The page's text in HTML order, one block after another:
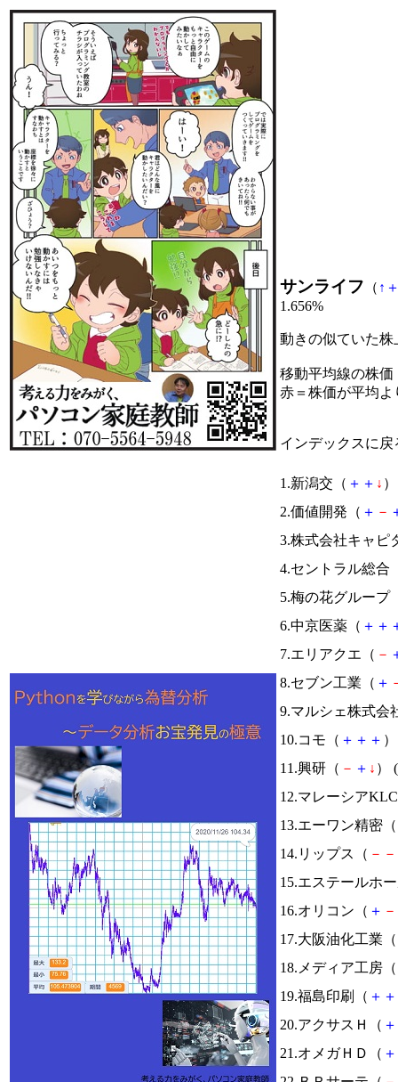
サンライフ （ ↑
1.656%
動きの似ていた
移動平均線の株価
赤＝株価が平均
インデックスに戻
1.新潟交（ ＋ ＋ ↓
2.価値開発（ ＋ －
3.株式会社キャピ
4.セントラル総合
5.梅の花グループ
6.中京医薬（ ＋ ＋
7.エリアクエ（ －
8.セブン工業（ ＋
9.マルシェ株式会
10.コモ（ ＋ ＋ ＋
11.興研（ － ＋ ↓ ） (
12.マレーシア
13.エーワン精密（
14.リップス（ － －
15.エステールホ
16.オリコン（ ＋ －
17.大阪油化工業（
18.メディア工房（
19.福島印刷（ ＋ ＋
20.アクサスＨ（ ＋
21.オメガＨＤ（ ＋